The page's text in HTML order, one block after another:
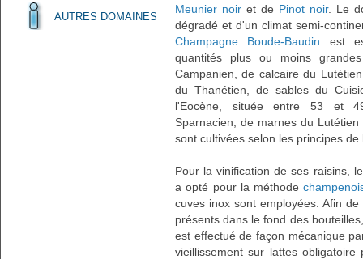
AUTRES DOMAINES
Meunier noir et de Pinot noir. Le
dégradé et d'un climat semi-
Champagne Boude-Baudin est
quantités plus ou moins
Campanien, de calcaire du
du Thanétien, de sables du
l'Eocène, située entre 53 et
Sparnacien, de marnes du
sont cultivées selon les principes
Pour la vinification de ses raisins,
a opté pour la méthode
cuves inox sont employées. Afin
présents dans le fond des
est effectué de façon mécanique
vieillissement sur lattes